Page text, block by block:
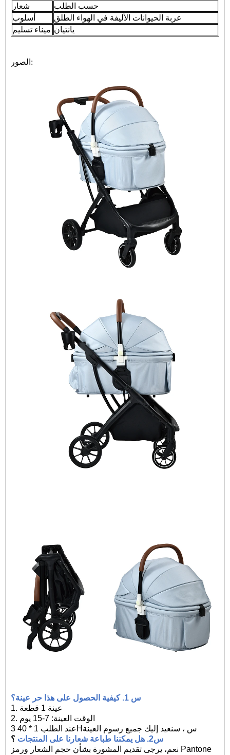
شعار
حسب الطلب
أسلوب
عربة الحيوانات الأليفة في الهواء الطلق
ميناء تسليم يانتيان
الصور:
س 1. كيفية الحصول على هذا حر عينة؟
1.
عينة 1 قطعة
2.
الوقت العينة: 7-15 يوم
3
عند الطلب 1 * 40Hس ، سنعيد إليك جميع رسوم العينة
س2.
هل يمكننا طباعة شعارنا على المنتجات ؟
نعم، يرجى تقديم المشورة بشأن حجم الشعار ورمز Pantone